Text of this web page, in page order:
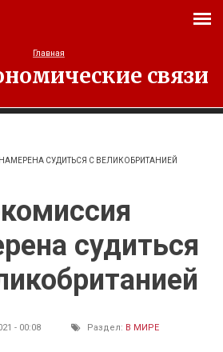
связи
СУДИТЬСЯ С ВЕЛИКОБРИТАНИЕЙ
судиться
- 00:08 Раздел: В МИРЕ